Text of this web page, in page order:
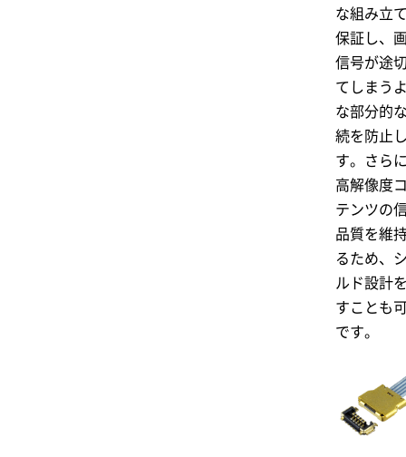
な組み立
保証し、
信号が途
てしまう
な部分的
続を防止
す。さら
高解像度
テンツの
品質を維
るため、
ルド設計
すことも
です。